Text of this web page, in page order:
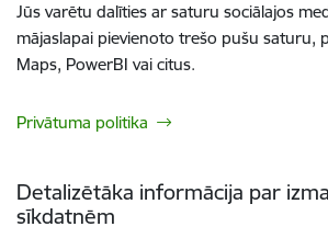
Jūs varētu dalīties ar saturu sociālajos
mājaslapai pievienoto trešo pušu saturu,
Maps, PowerBI vai citus.
Privātuma politika
Detalizētāka informācija par
sīkdatnēm